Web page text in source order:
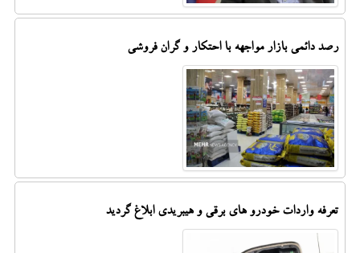
رصد دائمی بازار مواجهه با احتکار و گران فروشی
تعرفه واردات خودرو های برقی و هیبریدی ابلاغ گردید